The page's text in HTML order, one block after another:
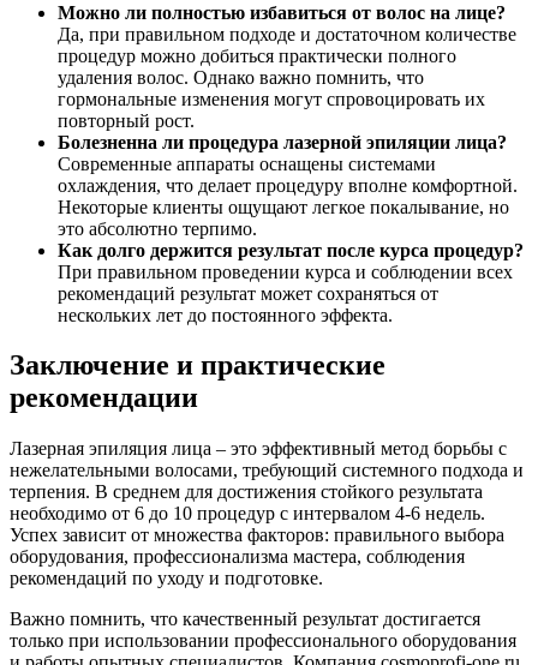
Можно ли полностью избавиться от волос на лице?
Да, при правильном подходе и достаточном количестве
процедур можно добиться практически полного
удаления волос. Однако важно помнить, что
гормональные изменения могут спровоцировать их
повторный рост.
Болезненна ли процедура лазерной эпиляции лица?
Современные аппараты оснащены системами
охлаждения, что делает процедуру вполне комфортной.
Некоторые клиенты ощущают легкое покалывание, но
это абсолютно терпимо.
Как долго держится результат после курса процедур?
При правильном проведении курса и соблюдении всех
рекомендаций результат может сохраняться от
нескольких лет до постоянного эффекта.
Заключение и практические
рекомендации
Лазерная эпиляция лица – это эффективный метод борьбы с
нежелательными волосами, требующий системного подхода и
терпения. В среднем для достижения стойкого результата
необходимо от 6 до 10 процедур с интервалом 4-6 недель.
Успех зависит от множества факторов: правильного выбора
оборудования, профессионализма мастера, соблюдения
рекомендаций по уходу и подготовке.
Важно помнить, что качественный результат достигается
только при использовании профессионального оборудования